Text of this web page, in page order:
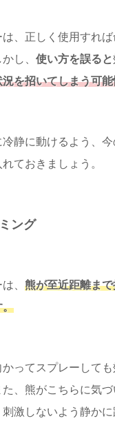
、正しく使用すれ
し、 使い方を誤ると
を招いてしまう可
静に動けるよう、
ておきましょう。
ング
、 熊が至近距離ま
。
ってスプレーして
、熊がこちらに気
激しないよう静か